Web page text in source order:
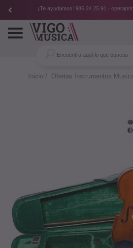
¡Te ayudamos! 986 24 25 91 ·
Toggle
navigation
Inicio Ofertas Instrumentos